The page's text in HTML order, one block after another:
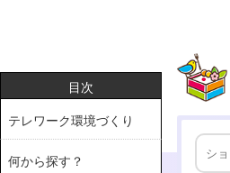
目次
テレワーク環境づくり
何から探す？